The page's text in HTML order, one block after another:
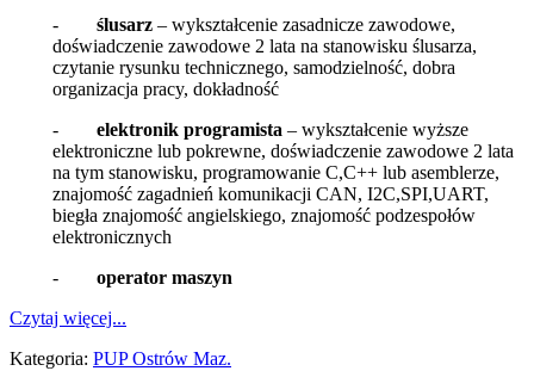
- ślusarz – wykształcenie zasadnicze zawodowe,
doświadczenie zawodowe 2 lata na stanowisku ślusarza,
czytanie rysunku technicznego, samodzielność, dobra
organizacja pracy, dokładność
- elektronik programista – wykształcenie wyższe
elektroniczne lub pokrewne, doświadczenie zawodowe 2 lata
na tym stanowisku, programowanie C,C++ lub asemblerze,
znajomość zagadnień komunikacji CAN, I2C,SPI,UART,
biegła znajomość angielskiego, znajomość podzespołów
elektronicznych
- operator maszyn
Czytaj więcej...
Kategoria: PUP Ostrów Maz.